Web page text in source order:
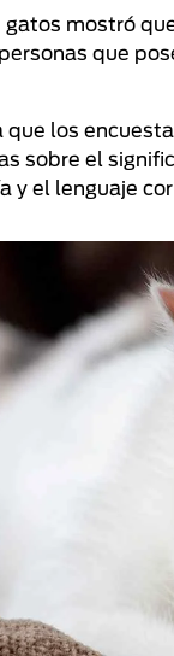
mostró
que
los
sobre el
y el lenguaje